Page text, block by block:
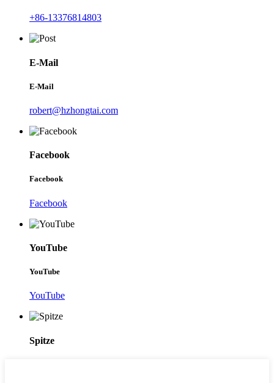
+86-13376814803
E-Mail
E-Mail
robert@hzhongtai.com
Facebook
Facebook
Facebook
YouTube
YouTube
YouTube
Spitze